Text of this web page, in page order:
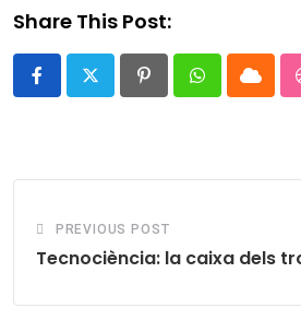
Share This Post:
PinterestWhatsappCloud
PREVIOUS POST
Tecnociència: la caixa dels